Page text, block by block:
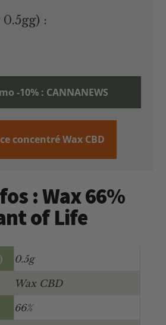
:
-10% : CANNANEWS
concentré Wax CBD
: Wax 66%
of Life
0.5g
Wax CBD
66%